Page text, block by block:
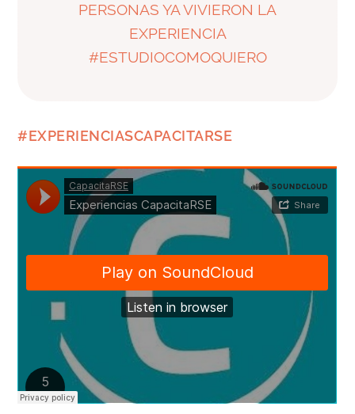
PERSONAS YA VIVIERON LA
EXPERIENCIA
#ESTUDIOCOMOQUIERO
#EXPERIENCIASCAPACITARSE